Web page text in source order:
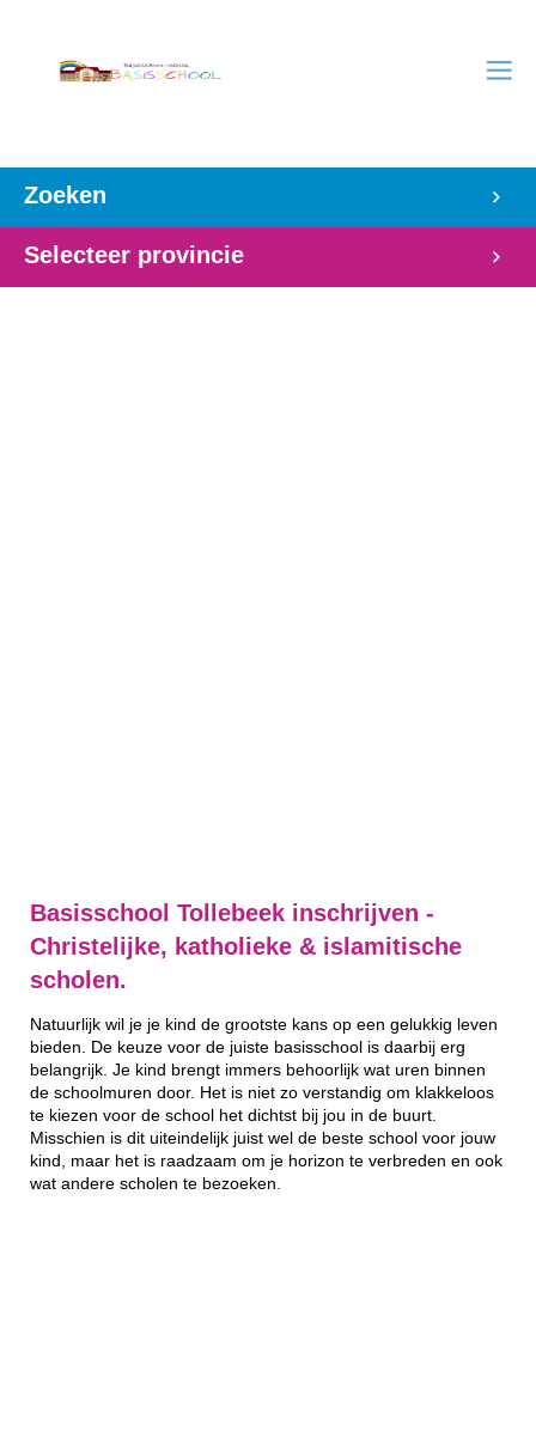
Zoeken
Selecteer provincie
Basisschool Tollebeek inschrijven -
Christelijke, katholieke & islamitische
scholen.
Natuurlijk wil je je kind de grootste kans op een gelukkig leven
bieden. De keuze voor de juiste basisschool is daarbij erg
belangrijk. Je kind brengt immers behoorlijk wat uren binnen
de schoolmuren door. Het is niet zo verstandig om klakkeloos
te kiezen voor de school het dichtst bij jou in de buurt.
Misschien is dit uiteindelijk juist wel de beste school voor jouw
kind, maar het is raadzaam om je horizon te verbreden en ook
wat andere scholen te bezoeken.